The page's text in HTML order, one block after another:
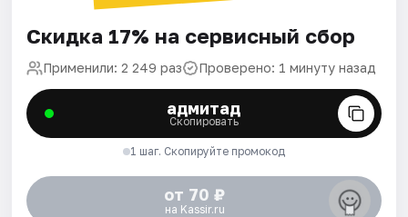
Скидка 17% на сервисный сбор
Применили: 2 249 раз Проверено: 1 минуту назад
адмитад
Скопировать
1 шаг. Скопируйте промокод
от 70 ₽
на Kassir.ru